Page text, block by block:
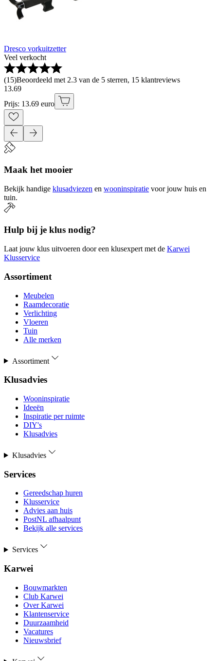
Dresco vorkuitzetter
Veel verkocht
(15)Beoordeeld met 2.3 van de 5 sterren, 15 klantreviews
13.69
Prijs: 13.69 euro
Maak het mooier
Bekijk handige klusadviezen en wooninspiratie voor jouw huis en
tuin.
Hulp bij je klus nodig?
Laat jouw klus uitvoeren door een klusexpert met de Karwei
Klusservice
Assortiment
Meubelen
Raamdecoratie
Verlichting
Vloeren
Tuin
Alle merken
Assortiment
Klusadvies
Wooninspiratie
Ideeën
Inspiratie per ruimte
DIY's
Klusadvies
Klusadvies
Services
Gereedschap huren
Klusservice
Advies aan huis
PostNL afhaalpunt
Bekijk alle services
Services
Karwei
Bouwmarkten
Club Karwei
Over Karwei
Klantenservice
Duurzaamheid
Vacatures
Nieuwsbrief